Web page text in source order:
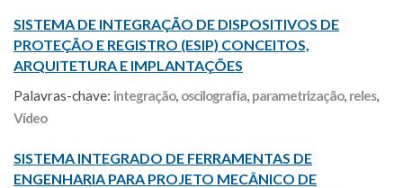
SISTEMA DE INTEGRAÇÃO DE DISPOSITIVOS DE
PROTEÇÃO E REGISTRO (ESIP) CONCEITOS,
ARQUITETURA E IMPLANTAÇÕES
Palavras-chave: integração, oscilografia, parametrização, reles,
Vídeo
SISTEMA INTEGRADO DE FERRAMENTAS DE
ENGENHARIA PARA PROJETO MECÂNICO DE